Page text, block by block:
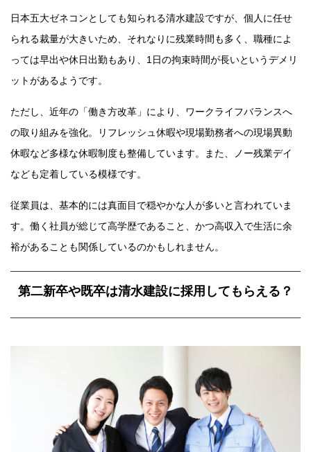
日本五大ゼネコンとしても知られる清水建設ですが、個人に任せ
られる裁量が大きいため、それなりに残業時間も多く、職種によ
っては早出や休日出勤もあり、1日の拘束時間が長いというデメリ
ットがあるようです。
ただし、近年の「働き方改革」により、ワークライフバランスへ
の取り組みを強化。リフレッシュ休暇や現場勤務者への現場異動
休暇など多様な休暇制度も整備しています。また、ノー残業デイ
なども定着している模様です。
従業員は、基本的には真面目で穏やかな人が多いと言われていま
す。働く社員が総じて高学歴であること、かつ高収入で生活に余
裕があることも関係しているのかもしれません。
第二新卒や既卒は清水建設に採用してもらえる？